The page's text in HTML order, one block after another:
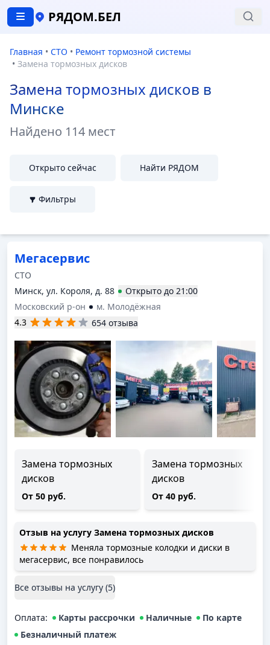
РЯДОМ.БЕЛ
Главная • СТО • Ремонт тормозной системы
• Замена тормозных дисков
Замена тормозных дисков в
Минске
Найдено 114 мест
Открыто сейчас Найти РЯДОМ
Фильтры
Мегасервис
СТО
Минск, ул. Короля, д. 88
Открыто до 21:00
Московский р-он
м. Молодёжная
4.3
654 отзыва
Замена тормозных
дисков
От 50 руб.
Замена тормозных
дисков
От 40 руб.
Отзыв на услугу Замена тормозных дисков
Меняла тормозные колодки и диски в
мегасервис, все понравилось
Все отзывы на услугу (5)
Оплата: Карты рассрочки Наличные
По карте
Безналичный платеж